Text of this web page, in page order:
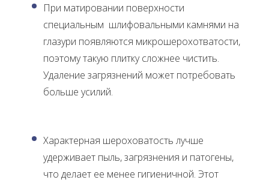
При матировании поверхности
специальным шлифовальными камнями на
глазури появляются микрошерохотватости,
поэтому такую плитку сложнее чистить.
Удаление загрязнений может потребовать
больше усилий.
Характерная шероховатость лучше
удерживает пыль, загрязнения и патогены,
что делает ее менее гигиеничной. Этот